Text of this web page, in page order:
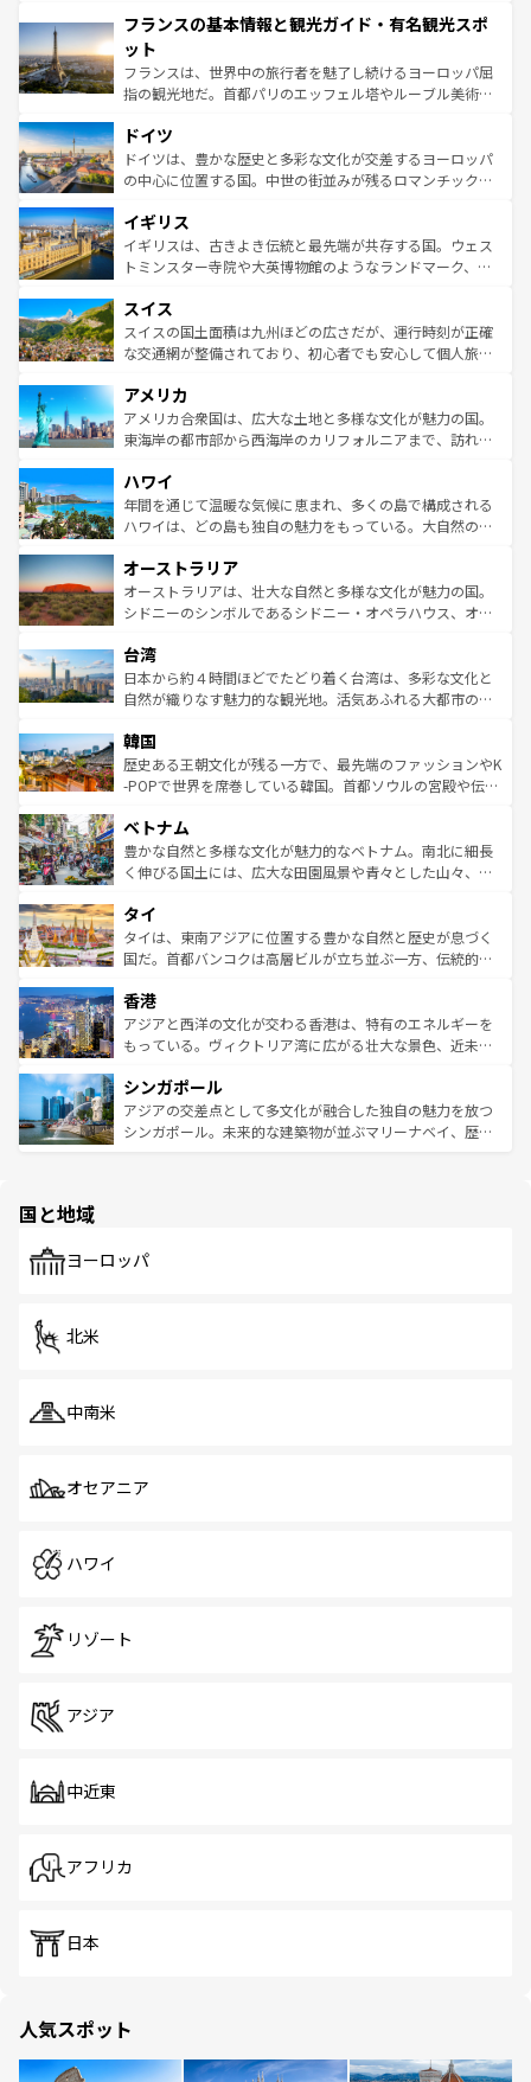
ませてくれるイタリアで、忘れられない旅をしてみよう！
なお、新着のイタリア情報は
しい。
文化が根付くこの国では、情熱的なフラメンコ、熱気あふ
れる闘牛、そして美味しいタパスが生活の一部となってい
る。首都マドリードの洗練された雰囲気や、バルセロナの
アートに溢れた街角から、地方では古代ローマ遺跡や中世
せる。地方によって風土や気候が異なるスペインはその個
性で訪れる人を魅了する。 なお、新着のスペイン情報は コ
ンテンツ一覧を参照してほしい。
フランスの基本情報と観光ガイド・有名観光スポ
ット
フランスは、世界中の旅行者を魅了し続けるヨーロッパ屈
指の観光地だ。首都パリのエッフェル塔やルーブル美術館
で、幅広い魅力が詰まっている。華麗な宮殿、歴史的な大
聖堂、美しいビーチ、そして豊かな自然が、訪れる者を心
から魅了する。また、フランスは美食の国としても知ら
いる。シャンパンの発祥地であるランス、プロヴァンスの
香り高いラベンダー畑など、多彩な楽しみ方が可能だ。さ
らに、パリ以外の地域にも魅力が溢れており、どの街角に
れる地方に足を運ぶとそれぞれで全く異なる文化を体験で
きるだろう。 なお、新着のフランス情報はコンテンツ一覧
を参照してほしい。
ドイツ
ドイツは、豊かな歴史と多彩な文化が交差するヨーロッパ
の中心に位置する国。中世の街並みが残るロマンチック街
顔を持つこの国は、どこを歩いても飽きることがない。ベ
ルリンの文化的活気、バイエルン州のアルプスの絶景、そ
してライン川沿いのワイン畑といった風景は必見。ビール
は、お酒好きな人にはぜひ体験してほしい。 なお、新着の
ドイツ情報はコンテンツ一覧を参照してほしい。
イギリス
イギリスは、古きよき伝統と最先端が共存する国。ウェス
トミンスター寺院や大英博物館のようなランドマーク、歴
リアごとに異なる魅力がある。また、優雅なアフタヌーン
ティー、ビール好きにはたまらない英国パブ、サッカー観
戦など、本場だからこそできる体験も豊富。イギリスを旅
ンツ一覧を参照してほしい。
スイス
スイスの国土面積は九州ほどの広さだが、運行時刻が正確
な交通網が整備されており、初心者でも安心して個人旅行
の建物がそのまま残る町や、スイスならではのユニークな
博物館もあり、アルプス観光だけでなく町歩きも満喫する
ことができる。国民の所得が高いため物価も高いが、旅行
ば市内交通費無料で観光を楽しむこともできる。 なお、新
着のスイス情報はコンテンツ一覧 を参照してほしい。
アメリカ
アメリカ合衆国は、広大な土地と多様な文化が魅力の国。
東海岸の都市部から西海岸のカリフォルニアまで、訪れる
のような巨大都市は、観光、ショッピング、エンターテイ
ンメントが詰まった刺激的なスポットだ。一方、アメリカ
西部には大自然が広がり、グランドキャニオンやイエロー
部のニューオーリンズでは、音楽と美食が融合した独特の
文化が魅力。旅行者はアメリカの各地域で異なる魅力を楽
しみながら、その多様性と豊かな歴史を感じることができ
ならではの贅沢な旅のスタイルだ。 なお、新着のアメリカ
情報はコンテンツ一覧を参照してほしい。
ハワイ
年間を通じて温暖な気候に恵まれ、多くの島で構成される
ハワイは、どの島も独自の魅力をもっている。大自然の神
ワイ島は見逃せない。また、定番の観光地といえばオアフ
島だが、静かな自然を求めるならマウイ島やカウアイ島が
おすすめ。エメラルドグリーンに輝く海をはじめ、豊かな
れるおもてなしの心で訪れる人々を迎えてくれるハワイの
人々、おいしいローカルフードやハワイアンミュージッ
ク、伝統的なフラダンスなど、すべてがハワイの魅力を彩
ワイを、存分に味わってほしい。 なお、新着のハワイ情報
はコンテンツ一覧を参照してほしい。
オーストラリア
オーストラリアは、壮大な自然と多様な文化が魅力の国。
シドニーのシンボルであるシドニー・オペラハウス、オー
リアリーフや大陸中央部にそびえるウルル（エアーズロッ
ク）、タスマニアの美しい原生林やケアンズの熱帯雨林な
ど、見どころがたくさん。また、カフェやワイン、オージ
いる。アクティビティも充実しており、サーフィンやダイ
ビング、ハイキングなど、アウトドア好きにはたまらな
い。オーストラリアの多彩な魅力を存分に味わいつくそ
参照してほしい。
台湾
日本から約４時間ほどでたどり着く台湾は、多彩な文化と
自然が織りなす魅力的な観光地。活気あふれる大都市の台
ン）、静ひつな山岳地帯である台湾東部など、都市の喧騒
と山間の静けさが共存しており、訪れる人に新しい発見と
驚きをもたらしてくれる。また、奥深い台湾の食文化も魅
容にもいいと評判のスイーツなど、バラエティ豊かな料理
が味わえる。 なお、新着の台湾情報は コンテンツ一覧を参
照してほしい。
韓国
歴史ある王朝文化が残る一方で、最先端のファッションやK
-POPで世界を席巻している韓国。首都ソウルの宮殿や伝統
き、地方に足を延ばせば四季折々の自然美を楽しむことが
できる。そして、キムチや焼肉、絶品のストリートフード
まで、さまざまな韓国料理が待っている。夜には、韓国な
リティに包まれながら、韓国の多彩な魅力を心ゆくまで味
わってみてほしい。 なお、新着の韓国情報はコンテンツ一
覧を参照してほしい。
ベトナム
豊かな自然と多様な文化が魅力的なベトナム。南北に細長
く伸びる国土には、広大な田園風景や青々とした山々、世
急速な発展と共に伝統が息づく。ハノイの古い町並みやホ
ーチミン市のフランス統治時代の建物も、独特の雰囲気を
醸し出している。また、バラエティの豊かさとおいしさで
とつ。フォーやバインミー、ベトナムコーヒーなどは、ぜ
ひ現地で味わいたい。どの地域を訪れてもあたたかい人々
が旅行者を迎えてくれるので、きっと忘れられない旅にな
参照してほしい。
タイ
タイは、東南アジアに位置する豊かな自然と歴史が息づく
国だ。首都バンコクは高層ビルが立ち並ぶ一方、伝統的な
の活気が交差している。北部ではチェンマイなどの山岳地
帯で自然と触れ合い、南部ではプーケットやクラビの美し
いビーチでリゾート気分を楽しむことができる。タイ料理
激する。気候は一年中温暖で、どの季節にも異なる楽しみ
が待っている。親しみやすいタイの人々、仏教を中心とし
た文化、そして多様な観光資源が、訪れる旅人を魅了し続
香港
アジアと西洋の文化が交わる香港は、特有のエネルギーを
もっている。ヴィクトリア湾に広がる壮大な景色、近未来
み、どこを訪れても感動するはず。観光スポットが密集し
ており、効率よく見どころを回れるのも魅力。息をのむよ
うな絶景から文化的な体験まで、香港を存分に楽しみ尽く
シンガポール
アジアの交差点として多文化が融合した独自の魅力を放つ
シンガポール。未来的な建築物が並ぶマリーナベイ、歴史
で、ホーカーズは地元の風情を楽しめる外せないスポット
国と地域
ヨーロッパ
北米
中南米
オセアニア
ハワイ
リゾート
アジア
中近東
アフリカ
日本
人気スポット